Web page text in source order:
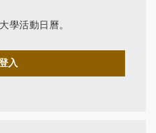
學活動日曆。
入